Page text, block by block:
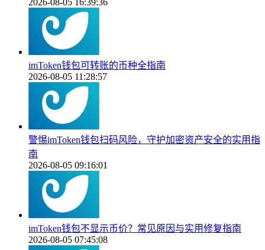
imToken钱包可转账的币种全指南
2026-08-05 11:28:57
警惕imToken钱包扫码风险，守护加密资产安全的实用指
南
2026-08-05 09:16:01
imToken钱包不显示币价？常见原因与实用修复指南
2026-08-05 07:45:08